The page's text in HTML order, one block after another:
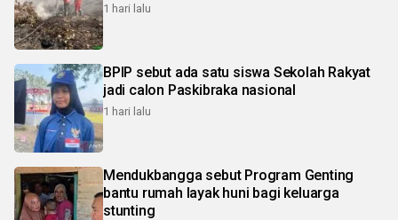
1 hari lalu
BPIP sebut ada satu siswa Sekolah Rakyat
jadi calon Paskibraka nasional
1 hari lalu
Mendukbangga sebut Program Genting
bantu rumah layak huni bagi keluarga
stunting